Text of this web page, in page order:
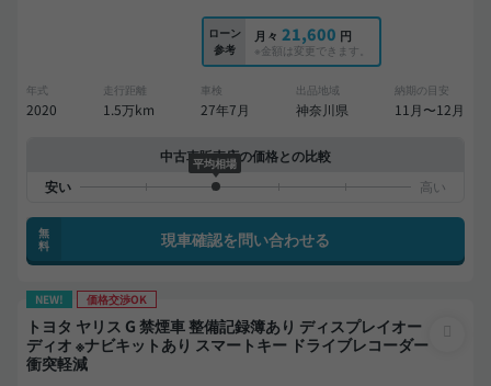
ローン
参考
月々 21,600 円
※金額は変更できます。
年式
2020
走行距離
1.5万km
車検
27年7月
出品地域
神奈川県
納期の目安
11月〜12月
中古車販売店の価格との比較
平均相場
無
料
現車確認を問い合わせる
NEW! 価格交渉OK
トヨタ ヤリス G 禁煙車 整備記録簿あり ディスプレイオー
ディオ ※ナビキットあり スマートキー ドライブレコーダー
衝突軽減